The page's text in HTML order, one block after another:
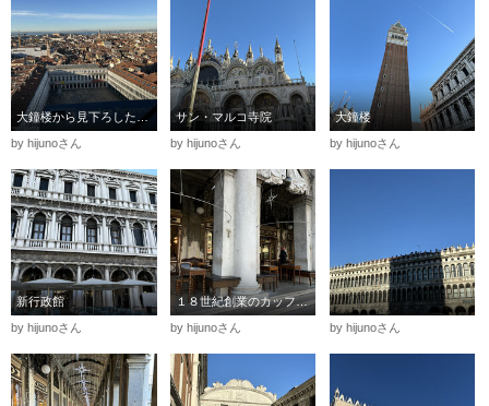
大鐘楼から見下ろした広場の風景
by hijunoさん
サン・マルコ寺院
by hijunoさん
大鐘楼
by hijunoさん
新行政館
by hijunoさん
１８世紀創業のカッフェ・フローリアン
by hijunoさん
by hijunoさん